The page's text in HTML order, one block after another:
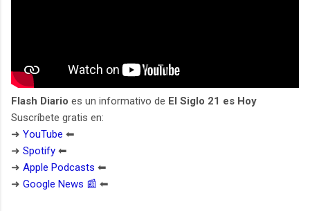
Flash Diario es un informativo de El Siglo 21 es Hoy
Suscríbete gratis en:
➜ YouTube ⬅︎
➜ Spotify ⬅︎
➜ Apple Podcasts ⬅︎
➜ Google News 📰 ⬅︎